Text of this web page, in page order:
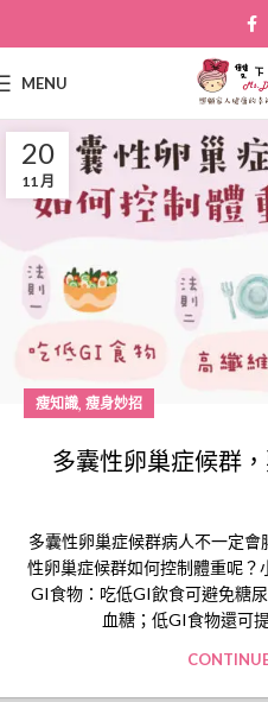
MENU
20
11 月
瘦知識, 瘦身妙招
多囊性卵巢症候群
多囊性卵巢症候群病人不一定
性卵巢症候群如何控制體重呢
GI食物：吃低GI飲食可避免糖
血糖；低GI食物還可